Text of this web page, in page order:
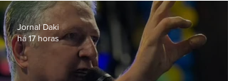
Jornal Daki
há 17 horas